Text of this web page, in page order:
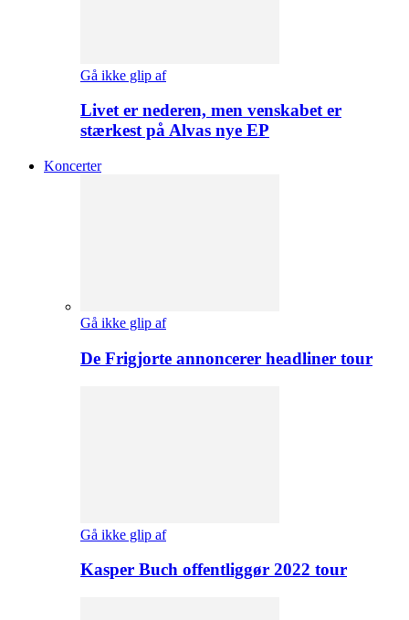
Gå ikke glip af
Livet er nederen, men venskabet er
stærkest på Alvas nye EP
Koncerter
Gå ikke glip af
De Frigjorte annoncerer headliner tour
Gå ikke glip af
Kasper Buch offentliggør 2022 tour